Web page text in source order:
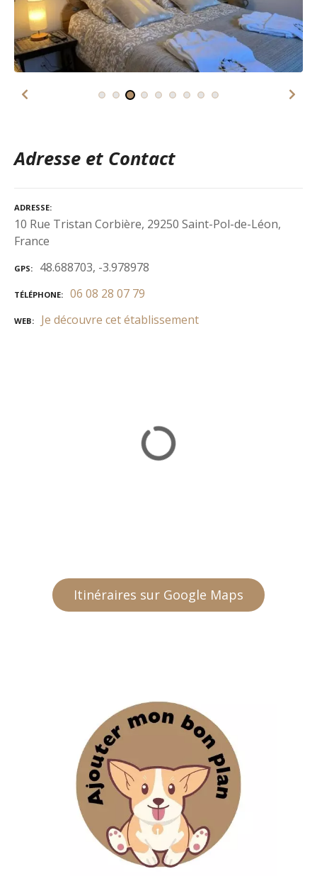
Adresse et Contact
ADRESSE
10 Rue Tristan Corbière, 29250 Saint-Pol-de-Léon,
France
GPS 48.688703, -3.978978
TÉLÉPHONE 06 08 28 07 79
WEB Je découvre cet établissement
Itinéraires sur Google Maps